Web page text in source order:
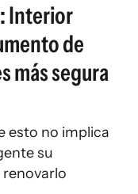
Interior
de
más segura
esto no implica
su